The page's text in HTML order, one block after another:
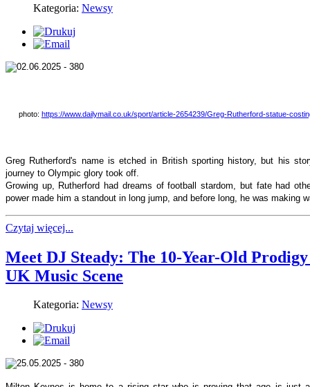
Kategoria: Newsy
photo: https://www.dailymail.co.uk/sport/article-2654239/Greg-Rutherford-statue-
Greg Rutherford's name is etched in British sporting history, but his
journey to Olympic glory took off.
Growing up, Rutherford had dreams of football stardom, but fate had
power made him a standout in long jump, and before long, he was making
Czytaj więcej...
Meet DJ Steady: The 10-Year-Old
UK Music Scene
Kategoria: Newsy